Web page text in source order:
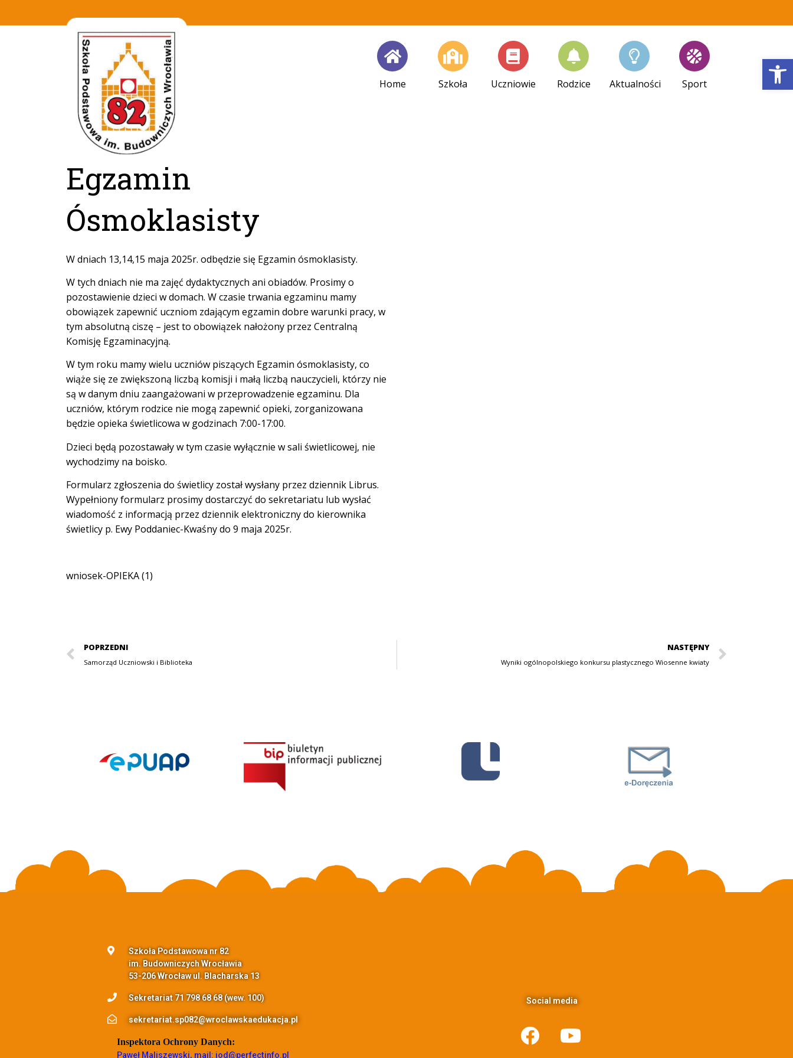
Home Szkoła Uczniowie Rodzice Aktualności Sport
Egzamin
Ósmoklasisty
W dniach 13,14,15 maja 2025r. odbędzie się Egzamin ósmoklasisty.
W tych dniach nie ma zajęć dydaktycznych ani obiadów. Prosimy o
pozostawienie dzieci w domach. W czasie trwania egzaminu mamy
obowiązek zapewnić uczniom zdającym egzamin dobre warunki pracy, w
tym absolutną ciszę – jest to obowiązek nałożony przez Centralną
Komisję Egzaminacyjną.
W tym roku mamy wielu uczniów piszących Egzamin ósmoklasisty, co
wiąże się ze zwiększoną liczbą komisji i małą liczbą nauczycieli, którzy nie
są w danym dniu zaangażowani w przeprowadzenie egzaminu. Dla
uczniów, którym rodzice nie mogą zapewnić opieki, zorganizowana
będzie opieka świetlicowa w godzinach 7:00-17:00.
Dzieci będą pozostawały w tym czasie wyłącznie w sali świetlicowej, nie
wychodzimy na boisko.
Formularz zgłoszenia do świetlicy został wysłany przez dziennik Librus.
Wypełniony formularz prosimy dostarczyć do sekretariatu lub wysłać
wiadomość z informacją przez dziennik elektroniczny do kierownika
świetlicy p. Ewy Poddaniec-Kwaśny do 9 maja 2025r.
wniosek-OPIEKA (1)
POPRZEDNI
Samorząd Uczniowski i Biblioteka
NASTĘPNY
Wyniki ogólnopolskiego konkursu plastycznego Wiosenne kwiaty
Szkoła Podstawowa nr 82
im. Budowniczych Wrocławia
53-206 Wrocław ul. Blacharska 13
Sekretariat 71 798 68 68 (wew. 100)
sekretariat.sp082@wroclawskaedukacja.pl
Inspektora Ochrony Danych:
Paweł Maliszewski, mail: iod@perfectinfo.pl
Social media